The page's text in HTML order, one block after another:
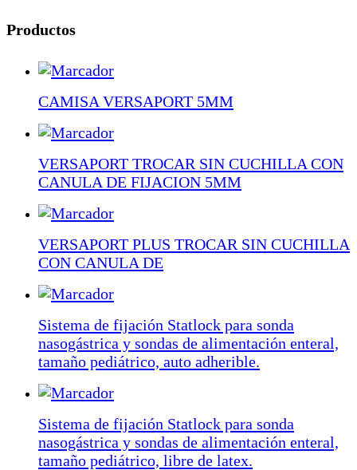
Productos
CAMISA VERSAPORT 5MM
VERSAPORT TROCAR SIN CUCHILLA CON
CANULA DE FIJACION 5MM
VERSAPORT PLUS TROCAR SIN CUCHILLA
CON CANULA DE
Sistema de fijación Statlock para sonda
nasogástrica y sondas de alimentación enteral,
tamaño pediátrico, auto adherible.
Sistema de fijación Statlock para sonda
nasogástrica y sondas de alimentación enteral,
tamaño pediátrico, libre de latex.